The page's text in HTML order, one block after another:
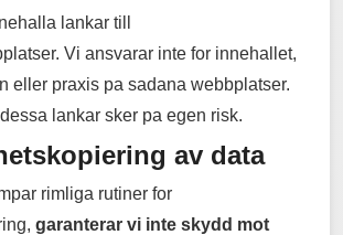
lankar till
Vi ansvarar inte for innehallet,
eller praxis pa sadana webbplatser.
lankar sker pa egen risk.
av data
rimliga rutiner for
garanterar vi inte skydd mot